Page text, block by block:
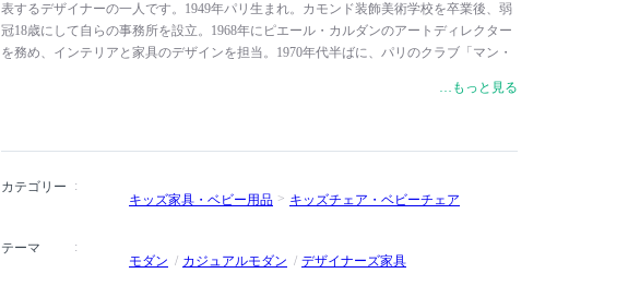
表するデザイナーの一人です。1949年パリ生まれ。カモンド装飾美術学校を卒業後、弱
冠18歳にして自らの事務所を設立。1968年にピエール・カルダンのアートディレクター
を務め、インテリアと家具のデザインを担当。1970年代半ばに、パリのクラブ「マン・
ようになります。1982年にデザインを手掛けたチェアでVIAより賞を受賞。その活躍ぶ
ッシーナ社など様々なメーカーと協業し、家具などのプロダクトデザインも行うと同時
に、工業デザインも手掛けています。
…もっと見る
カテゴリー
キッズ家具・ベビー用品
キッズチェア・ベビーチェア
テーマ
モダン
カジュアルモダン デザイナーズ家具